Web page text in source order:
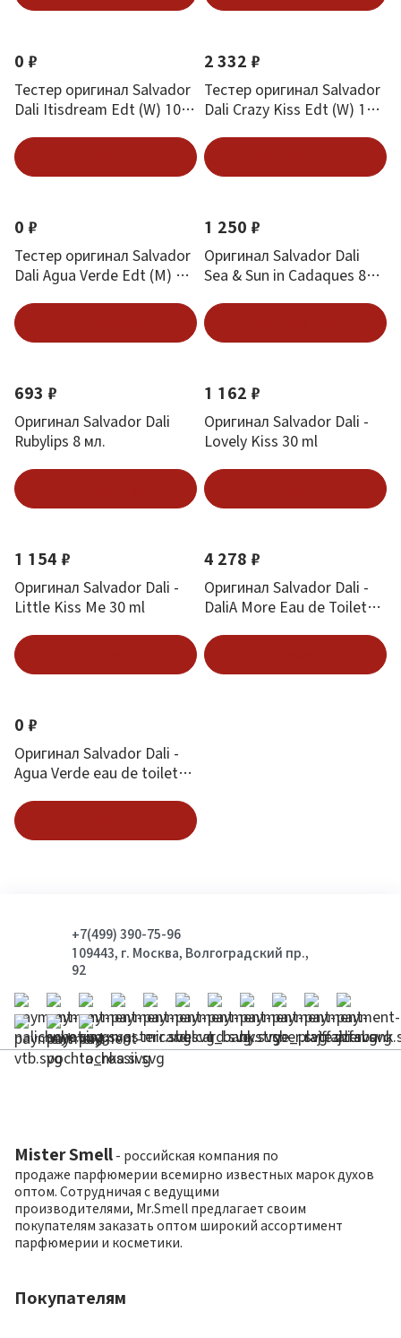
0 ₽
Тестер оригинал Salvador
Dali Itisdream Edt (W) 100
2 332 ₽
Тестер оригинал Salvador
Dali Crazy Kiss Edt (W) 100
0 ₽
Тестер оригинал Salvador
Dali Agua Verde Edt (M) 50
1 250 ₽
Оригинал Salvador Dali
Sea & Sun in Cadaques 8
693 ₽
Оригинал Salvador Dali
Rubylips 8 мл.
1 162 ₽
Оригинал Salvador Dali -
Lovely Kiss 30 ml
1 154 ₽
Оригинал Salvador Dali -
Little Kiss Me 30 ml
4 278 ₽
Оригинал Salvador Dali -
DaliA More Eau de Toilette
0 ₽
Оригинал Salvador Dali -
Agua Verde eau de toilette
+7(499) 390-75-96
109443, г. Москва, Волгоградский пр.,
92
Mister Smell - российская компания по
продаже парфюмерии всемирно известных марок духов
оптом. Сотрудничая с ведущими
производителями, Mr.Smell предлагает своим
покупателям заказать оптом широкий ассортимент
парфюмерии и косметики.
Покупателям